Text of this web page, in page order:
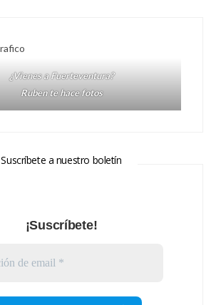
¿Vienes a Fuerteventura?
Ruben te hace fotos
Suscríbete a nuestro boletín
¡Suscríbete!